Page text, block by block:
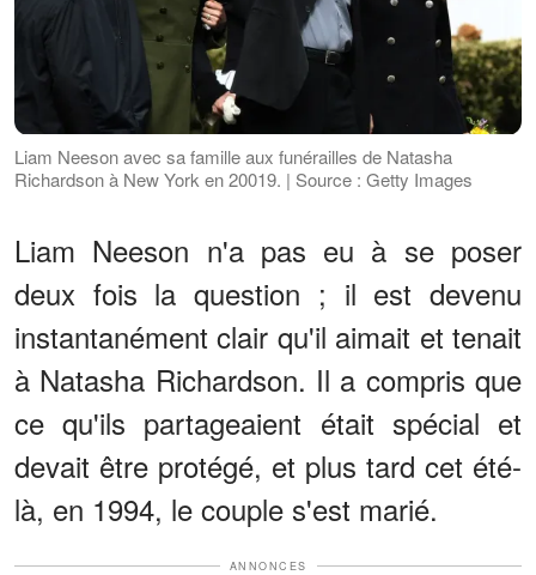
Liam Neeson avec sa famille aux funérailles de Natasha
Richardson à New York en 20019. | Source : Getty Images
Liam Neeson n'a pas eu à se poser
deux fois la question ; il est devenu
instantanément clair qu'il aimait et tenait
à Natasha Richardson. Il a compris que
ce qu'ils partageaient était spécial et
devait être protégé, et plus tard cet été-
là, en 1994, le couple s'est marié.
ANNONCES